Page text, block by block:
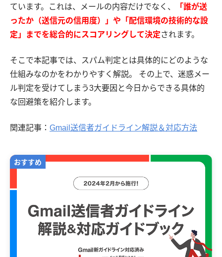
ています。これは、メールの内容だけでなく、
「誰が送
ったか（送信元の信用度）」や「配信環境の技術的な設
定」までを総合的にスコアリングして決定されます。
そこで本記事では、スパム判定とは具体的にどのような
仕組みなのかをわかりやすく解説。 その上で、迷惑メー
ル判定を受けてしまう3大要因と今日からできる具体的
な回避策を紹介します。
関連記事： Gmail送信者ガイドライン解説＆対応方法